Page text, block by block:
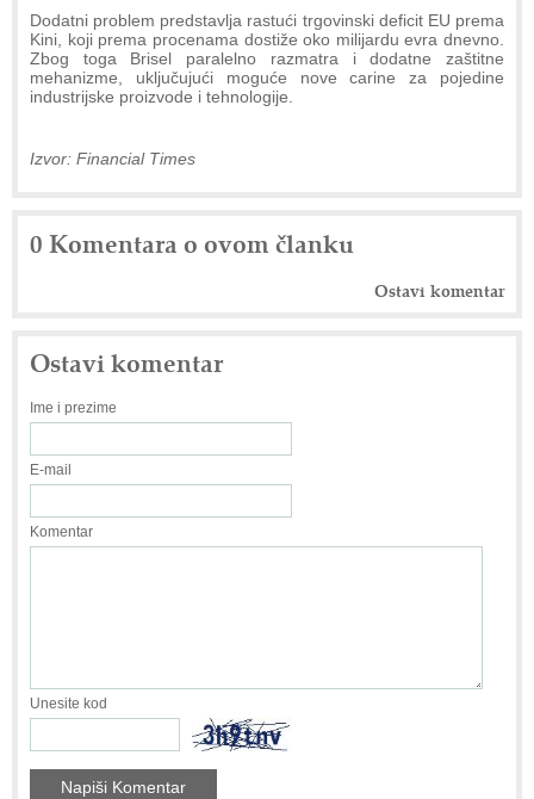
Dodatni problem predstavlja rastući trgovinski deficit EU prema
Kini, koji prema procenama dostiže oko milijardu evra dnevno.
Zbog toga Brisel paralelno razmatra i dodatne zaštitne
mehanizme, uključujući moguće nove carine za pojedine
industrijske proizvode i tehnologije.
Izvor: Financial Times
0 Komentara o ovom članku
Ostavi komentar
Ostavi komentar
Ime i prezime
E-mail
Komentar
Unesite kod